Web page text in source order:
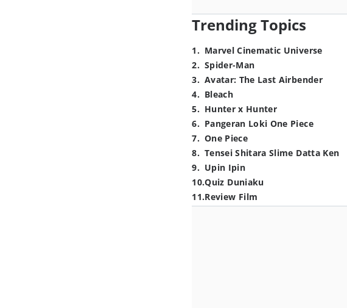
Trending Topics
1. Marvel Cinematic Universe
2. Spider-Man
3. Avatar: The Last Airbender
4. Bleach
5. Hunter x Hunter
6. Pangeran Loki One Piece
7. One Piece
8. Tensei Shitara Slime Datta Ken
9. Upin Ipin
10.Quiz Duniaku
11.Review Film